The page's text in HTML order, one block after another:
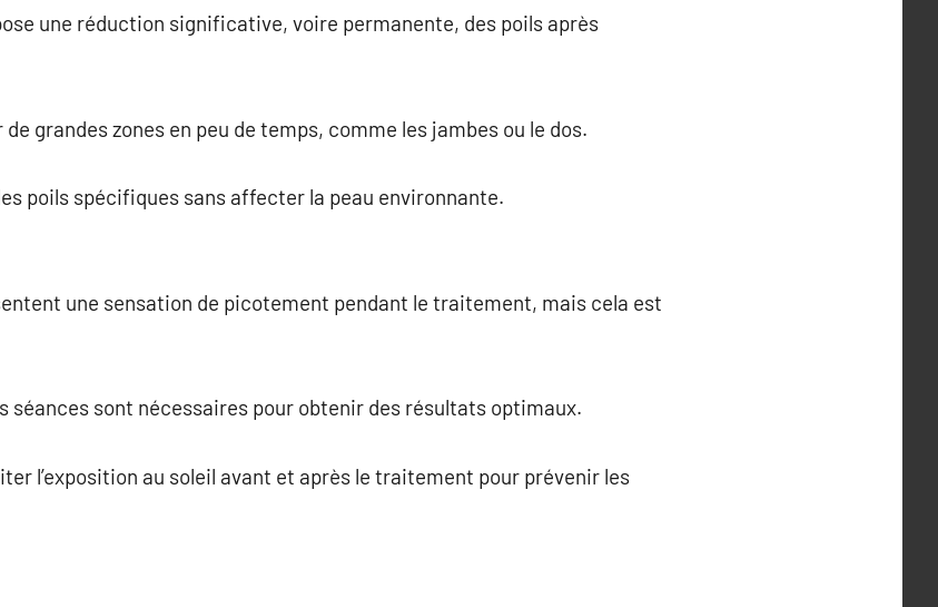
une réduction significative, voire permanente, des poils après
grandes zones en peu de temps, comme les jambes ou le dos.
poils spécifiques sans affecter la peau environnante.
une sensation de picotement pendant le traitement, mais cela est
séances sont nécessaires pour obtenir des résultats optimaux.
l’exposition au soleil avant et après le traitement pour prévenir les